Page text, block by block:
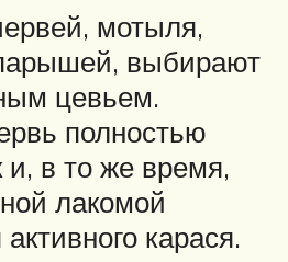
мотыля,
выбирают
цевьем.
полностью
и, в то же время,
лакомой
карася.